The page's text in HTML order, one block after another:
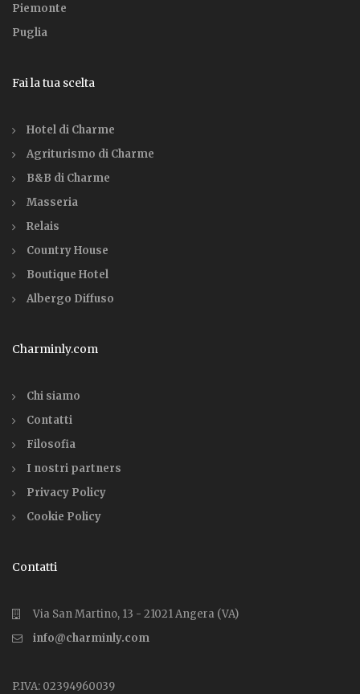
Piemonte
Puglia
Fai la tua scelta
Hotel di Charme
Agriturismo di Charme
B&B di Charme
Masseria
Relais
Country House
Boutique Hotel
Albergo Diffuso
Charminly.com
Chi siamo
Contatti
Filosofia
I nostri partners
Privacy Policy
Cookie Policy
Contatti
Via San Martino, 13 - 21021 Angera (VA)
info@charminly.com
P.IVA: 02394960039